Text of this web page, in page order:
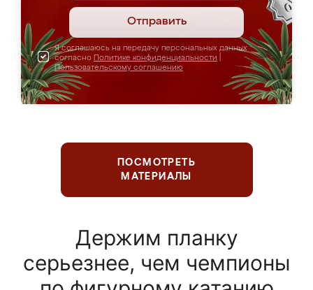
Отправить
Я соглашаюсь на передачу персональных данных
согласно Политике конфиденциальности
Пользовательскому соглашению
ПОСМОТРЕТЬ
МАТЕРИАЛЫ
Держим планку
серьезнее, чем чемпионы